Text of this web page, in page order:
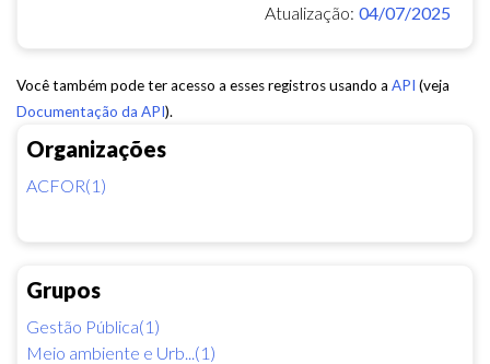
Organizações
ACFOR(1)
Grupos
Gestão Pública(1)
Meio ambiente e Urb...(1)
Atualização: 04/07/2025
Você também pode ter acesso a esses registros usando a API (veja
Documentação da API).